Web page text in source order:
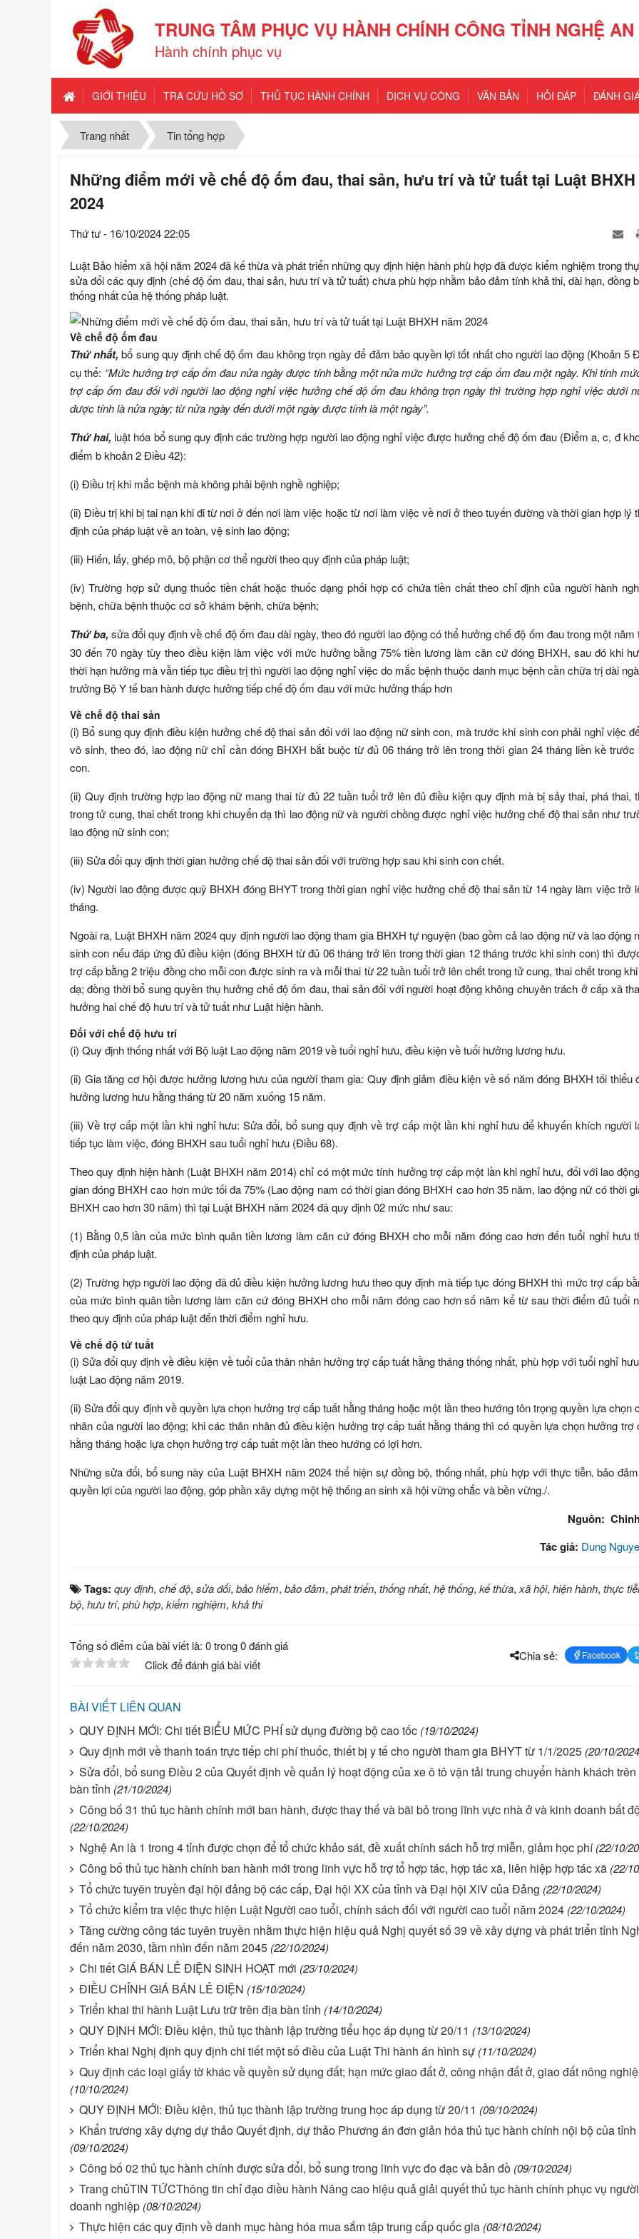
TRUNG TÂM PHỤC VỤ HÀNH CHÍNH CÔNG TỈNH NGHỆ AN
Hành chính phục vụ
GIỚI THIỆU TRA CỨU HỒ SƠ THỦ TỤC HÀNH CHÍNH DỊCH VỤ CÔNG VĂN BẢN HỎI ĐÁP ĐÁNH
Trang nhất Tin tổng hợp
Những điểm mới về chế độ ốm đau, thai sản, hưu trí và tử tuất tại Luật BHXH
2024
Thứ tư - 16/10/2024 22:05
Luật Bảo hiểm xã hội năm 2024 đã kế thừa và phát triển những quy định hiện hành phù hợp đã được kiểm nghiệm trong
sửa đổi các quy định (chế độ ốm đau, thai sản, hưu trí và tử tuất) chưa phù hợp nhằm bảo đảm tính khả thi, dài hạn, đồng
thống nhất của hệ thống pháp luật.
Về chế độ ốm đau
Thứ nhất, bổ sung quy định chế độ ốm đau không trọn ngày để đảm bảo quyền lợi tốt nhất cho người lao động (Khoản 5
cụ thể: “Mức hưởng trợ cấp ốm đau nửa ngày được tính bằng một nửa mức hưởng trợ cấp ốm đau một ngày. Khi tính
trợ cấp ốm đau đối với người lao động nghỉ việc hưởng chế độ ốm đau không trọn ngày thì trường hợp nghỉ việc dưới
được tính là nửa ngày; từ nửa ngày đến dưới một ngày được tính là một ngày”.
Thứ hai, luật hóa bổ sung quy định các trường hợp người lao động nghỉ việc được hưởng chế độ ốm đau (Điểm a, c, đ
điểm b khoản 2 Điều 42):
(i) Điều trị khi mắc bệnh mà không phải bệnh nghề nghiệp;
(ii) Điều trị khi bị tai nạn khi đi từ nơi ở đến nơi làm việc hoặc từ nơi làm việc về nơi ở theo tuyến đường và thời gian hợp lý
định của pháp luật về an toàn, vệ sinh lao động;
(iii) Hiến, lấy, ghép mô, bộ phận cơ thể người theo quy định của pháp luật;
(iv) Trường hợp sử dụng thuốc tiền chất hoặc thuốc dạng phối hợp có chứa tiền chất theo chỉ định của người hành
bệnh, chữa bệnh thuộc cơ sở khám bệnh, chữa bệnh;
Thứ ba, sửa đổi quy định về chế độ ốm đau dài ngày, theo đó người lao động có thể hưởng chế độ ốm đau trong một năm
30 đến 70 ngày tùy theo điều kiện làm việc với mức hưởng bằng 75% tiền lương làm căn cứ đóng BHXH, sau đó khi
thời hạn hưởng mà vẫn tiếp tục điều trị thì người lao động nghỉ việc do mắc bệnh thuộc danh mục bệnh cần chữa trị dài
trưởng Bộ Y tế ban hành được hưởng tiếp chế độ ốm đau với mức hưởng thấp hơn
Về chế độ thai sản
(i) Bổ sung quy định điều kiện hưởng chế độ thai sản đối với lao động nữ sinh con, mà trước khi sinh con phải nghỉ việc
vô sinh, theo đó, lao động nữ chỉ cần đóng BHXH bắt buộc từ đủ 06 tháng trở lên trong thời gian 24 tháng liền kề trước
con.
(ii) Quy định trường hợp lao động nữ mang thai từ đủ 22 tuần tuổi trở lên đủ điều kiện quy định mà bị sảy thai, phá thai,
trong tử cung, thai chết trong khi chuyển dạ thì lao động nữ và người chồng được nghỉ việc hưởng chế độ thai sản như
lao động nữ sinh con;
(iii) Sửa đổi quy định thời gian hưởng chế độ thai sản đối với trường hợp sau khi sinh con chết.
(iv) Người lao động được quỹ BHXH đóng BHYT trong thời gian nghỉ việc hưởng chế độ thai sản từ 14 ngày làm việc trở
tháng.
Ngoài ra, Luật BHXH năm 2024 quy định người lao động tham gia BHXH tự nguyện (bao gồm cả lao động nữ và lao động
sinh con nếu đáp ứng đủ điều kiện (đóng BHXH từ đủ 06 tháng trở lên trong thời gian 12 tháng trước khi sinh con) thì
trợ cấp bằng 2 triệu đồng cho mỗi con được sinh ra và mỗi thai từ 22 tuần tuổi trở lên chết trong tử cung, thai chết trong
dạ; đồng thời bổ sung quyền thụ hưởng chế độ ốm đau, thai sản đối với người hoạt động không chuyên trách ở cấp xã
hưởng hai chế độ hưu trí và tử tuất như Luật hiện hành.
Đối với chế độ hưu trí
(i) Quy định thống nhất với Bộ luật Lao động năm 2019 về tuổi nghỉ hưu, điều kiện về tuổi hưởng lương hưu.
(ii) Gia tăng cơ hội được hưởng lương hưu của người tham gia: Quy định giảm điều kiện về số năm đóng BHXH tối thiểu
hưởng lương hưu hằng tháng từ 20 năm xuống 15 năm.
(iii) Về trợ cấp một lần khi nghỉ hưu: Sửa đổi, bổ sung quy định về trợ cấp một lần khi nghỉ hưu để khuyến khích người
tiếp tục làm việc, đóng BHXH sau tuổi nghỉ hưu (Điều 68).
Theo quy định hiện hành (Luật BHXH năm 2014) chỉ có một mức tính hưởng trợ cấp một lần khi nghỉ hưu, đối với lao
gian đóng BHXH cao hơn mức tối đa 75% (Lao động nam có thời gian đóng BHXH cao hơn 35 năm, lao động nữ có thời
BHXH cao hơn 30 năm) thì tại Luật BHXH năm 2024 đã quy định 02 mức như sau:
(1) Bằng 0,5 lần của mức bình quân tiền lương làm căn cứ đóng BHXH cho mỗi năm đóng cao hơn đến tuổi nghỉ hưu
định của pháp luật.
(2) Trường hợp người lao động đã đủ điều kiện hưởng lương hưu theo quy định mà tiếp tục đóng BHXH thì mức trợ cấp
của mức bình quân tiền lương làm căn cứ đóng BHXH cho mỗi năm đóng cao hơn số năm kể từ sau thời điểm đủ tuổi
theo quy định của pháp luật đến thời điểm nghỉ hưu.
Về chế độ tử tuất
(i) Sửa đổi quy định về điều kiện về tuổi của thân nhân hưởng trợ cấp tuất hằng tháng thống nhất, phù hợp với tuổi nghỉ
luật Lao động năm 2019.
(ii) Sửa đổi quy định về quyền lựa chọn hưởng trợ cấp tuất hằng tháng hoặc một lần theo hướng tôn trọng quyền lựa chọn
nhân của người lao động; khi các thân nhân đủ điều kiện hưởng trợ cấp tuất hằng tháng thì có quyền lựa chọn hưởng trợ
hằng tháng hoặc lựa chọn hưởng trợ cấp tuất một lần theo hướng có lợi hơn.
Những sửa đổi, bổ sung này của Luật BHXH năm 2024 thể hiện sự đồng bộ, thống nhất, phù hợp với thực tiễn, bảo
quyền lợi của người lao động, góp phần xây dựng một hệ thống an sinh xã hội vững chắc và bền vững./.
Nguồn:
Tác giả: Dung
Tags: quy định, chế độ, sửa đổi, bảo hiểm, bảo đảm, phát triển, thống nhất, hệ thống, kế thừa, xã hội, hiện hành, thực
bộ, hưu trí, phù hợp, kiểm nghiệm, khả thi
Tổng số điểm của bài viết là: 0 trong 0 đánh giá
Click để đánh giá bài viết
Chia sẻ: Facebook
BÀI VIẾT LIÊN QUAN
QUY ĐỊNH MỚI: Chi tiết BIỂU MỨC PHÍ sử dụng đường bộ cao tốc (19/10/2024)
Quy định mới về thanh toán trực tiếp chi phí thuốc, thiết bị y tế cho người tham gia BHYT từ 1/1/2025 (20/10/
Sửa đổi, bổ sung Điều 2 của Quyết định về quản lý hoạt động của xe ô tô vận tải trung chuyển hành khách
bàn tỉnh (21/10/2024)
Công bố 31 thủ tục hành chính mới ban hành, được thay thế và bãi bỏ trong lĩnh vực nhà ở và kinh doanh bất
(22/10/2024)
Nghệ An là 1 trong 4 tỉnh được chọn để tổ chức khảo sát, đề xuất chính sách hỗ trợ miễn, giảm học phí (22/10/
Công bố thủ tục hành chính ban hành mới trong lĩnh vực hỗ trợ tổ hợp tác, hợp tác xã, liên hiệp hợp tác xã (22/
Tổ chức tuyên truyền đại hội đảng bộ các cấp, Đại hội XX của tỉnh và Đại hội XIV của Đảng (22/10/2024)
Tổ chức kiểm tra việc thực hiện Luật Người cao tuổi, chính sách đối với người cao tuổi năm 2024 (22/10/2024)
Tăng cường công tác tuyên truyền nhằm thực hiện hiệu quả Nghị quyết số 39 về xây dựng và phát triển tỉnh
đến năm 2030, tầm nhìn đến năm 2045 (22/10/2024)
Chi tiết GIÁ BÁN LẺ ĐIỆN SINH HOẠT mới (23/10/2024)
ĐIỀU CHỈNH GIÁ BÁN LẺ ĐIỆN (15/10/2024)
Triển khai thi hành Luật Lưu trữ trên địa bàn tỉnh (14/10/2024)
QUY ĐỊNH MỚI: Điều kiện, thủ tục thành lập trường tiểu học áp dụng từ 20/11 (13/10/2024)
Triển khai Nghị định quy định chi tiết một số điều của Luật Thi hành án hình sự (11/10/2024)
Quy định các loại giấy tờ khác về quyền sử dụng đất; hạn mức giao đất ở, công nhận đất ở, giao đất nông
(10/10/2024)
QUY ĐỊNH MỚI: Điều kiện, thủ tục thành lập trường trung học áp dụng từ 20/11 (09/10/2024)
Khẩn trương xây dựng dự thảo Quyết định, dự thảo Phương án đơn giản hóa thủ tục hành chính nội bộ của tỉnh
(09/10/2024)
Công bố 02 thủ tục hành chính được sửa đổi, bổ sung trong lĩnh vực đo đạc và bản đồ (09/10/2024)
Trang chủTIN TỨCThông tin chỉ đạo điều hành Nâng cao hiệu quả giải quyết thủ tục hành chính phục vụ
doanh nghiệp (08/10/2024)
Thực hiện các quy định về danh mục hàng hóa mua sắm tập trung cấp quốc gia (08/10/2024)